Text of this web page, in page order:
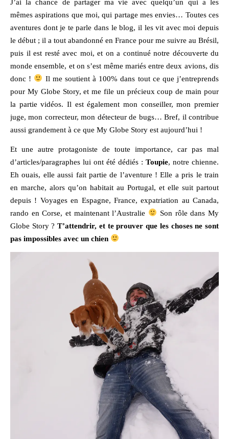
J’ai la chance de partager ma vie avec quelqu’un qui a les
mêmes aspirations que moi, qui partage mes envies… Toutes ces
aventures dont je te parle dans le blog, il les vit avec moi depuis
le début ; il a tout abandonné en France pour me suivre au Brésil,
puis il est resté avec moi, et on a continué notre découverte du
monde ensemble, et on s’est même mariés entre deux avions, dis
donc !
Il me soutient à 100% dans tout ce que j’entreprends
pour My Globe Story, et me file un précieux coup de main pour
la partie vidéos. Il est également mon conseiller, mon premier
juge, mon correcteur, mon détecteur de bugs… Bref, il contribue
aussi grandement à ce que My Globe Story est aujourd’hui !
Et une autre protagoniste de toute importance, car pas mal
d’articles/paragraphes lui ont été dédiés : Toupie, notre chienne.
Eh ouais, elle aussi fait partie de l’aventure ! Elle a pris le train
en marche, alors qu’on habitait au Portugal, et elle suit partout
depuis ! Voyages en Espagne, France, expatriation au Canada,
rando en Corse, et maintenant l’Australie
Son rôle dans My
Globe Story ?T’attendrir, et te prouver que les choses ne sont
pas impossibles avec un chien